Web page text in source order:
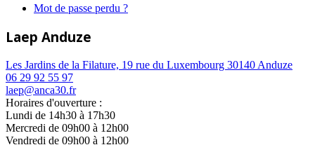
Mot de passe perdu ?
Laep Anduze
Les Jardins de la Filature, 19 rue du Luxembourg 30140 Anduze
06 29 92 55 97
laep@anca30.fr
Horaires d'ouverture :
Lundi de 14h30 à 17h30
Mercredi de 09h00 à 12h00
Vendredi de 09h00 à 12h00